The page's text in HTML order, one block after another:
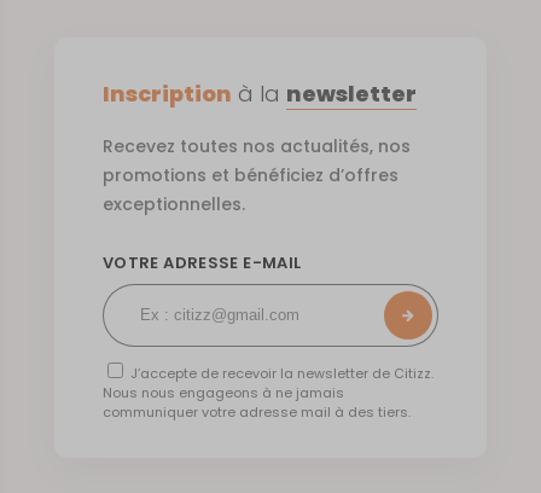
Inscription à la newsletter
Recevez toutes nos actualités, nos
promotions et bénéficiez d’offres
exceptionnelles.
VOTRE ADRESSE E-MAIL
J’accepte de recevoir la newsletter de Citizz.
Nous nous engageons à ne jamais
communiquer votre adresse mail à des tiers.